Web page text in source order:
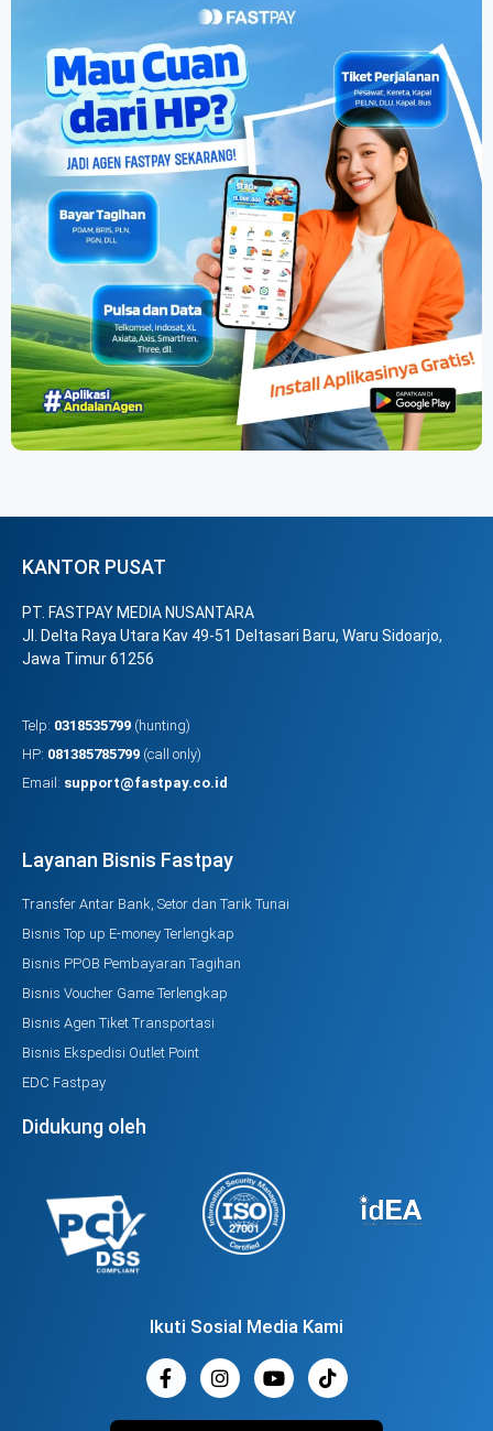
KANTOR PUSAT
PT. FASTPAY MEDIA NUSANTARA
Jl. Delta Raya Utara Kav 49-51 Deltasari Baru, Waru Sidoarjo,
Jawa Timur 61256
Telp: 0318535799 (hunting)
HP: 081385785799 (call only)
Email: support@fastpay.co.id
Layanan Bisnis Fastpay
Transfer Antar Bank, Setor dan Tarik Tunai
Bisnis Top up E-money Terlengkap
Bisnis PPOB Pembayaran Tagihan
Bisnis Voucher Game Terlengkap
Bisnis Agen Tiket Transportasi
Bisnis Ekspedisi Outlet Point
EDC Fastpay
Didukung oleh
Ikuti Sosial Media Kami